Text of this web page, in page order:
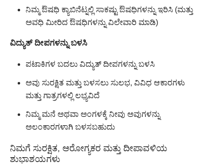
ನಿಮ್ಮ ಔಷಧಿ ಕ್ಯಾಬಿನೆಟ್ನಲ್ಲಿ ಸಾಕಷ್ಟು ಔಷಧಿಗಳನ್ನು ಇರಿಸಿ (ಮತ್ತು
ಅವಧಿ ಮೀರಿದ ಔಷಧಿಗಳನ್ನು ವಿಲೇವಾರಿ ಮಾಡಿ)
ವಿದ್ಯುತ್ ದೀಪಗಳನ್ನು ಬಳಸಿ
ಪಟಾಕಿಗಳ ಬದಲು ವಿದ್ಯುತ್ ದೀಪಗಳನ್ನು ಬಳಸಿ
ಅವು ಸುರಕ್ಷಿತ ಮತ್ತು ಬಳಸಲು ಸುಲಭ, ವಿವಿಧ ಆಕಾರಗಳು
ಮತ್ತು ಗಾತ್ರಗಳಲ್ಲಿ ಲಭ್ಯವಿದೆ
ನಿಮ್ಮ ಮನೆ ಅಥವಾ ಅಂಗಳಕ್ಕೆ ನೀವು ಅವುಗಳನ್ನು
ಅಲಂಕಾರಗಳಾಗಿ ಬಳಸಬಹುದು
ನಿಮಗೆ ಸುರಕ್ಷಿತ, ಆರೋಗ್ಯಕರ ಮತ್ತು ದೀಪಾವಳಿಯ
ಶುಭಾಶಯಗಳು